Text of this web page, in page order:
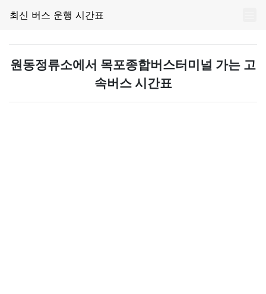
최신 버스 운행 시간표
원동정류소에서 목포종합버스터미널 가는 고
속버스 시간표